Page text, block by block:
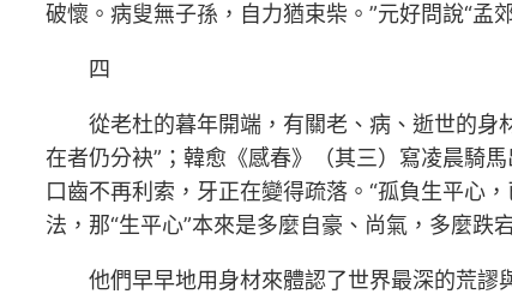
破懷。病叟無子孫，自力猶束柴。”元好問說“孟
四
從老杜的暮年開端，有關老、病、逝世的身
在者仍分袂”；韓愈《感春》（其三）寫凌晨騎
口齒不再利索，牙正在變得疏落。“孤負生平心
法，那“生平心”本來是多麼自豪、尚氣，多麼跌
他們早早地用身材來體認了世界最深的荒